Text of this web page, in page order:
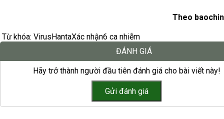
Theo
Từ khóa: VirusHantaXác nhận6 ca nhiễm
ĐÁNH GIÁ
Hãy trở thành người đầu tiên đánh giá cho bài viết này!